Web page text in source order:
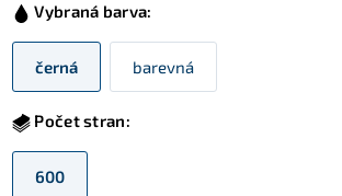
Vybraná barva:
černá barevná
Počet stran:
600